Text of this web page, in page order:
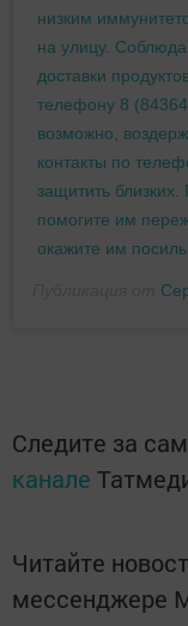
низким
на улицу.
доставки
телефону 8
возможно,
контакты по
защитить
помогите им
окажите им
Следите за
канале
Читайте
мессенджере